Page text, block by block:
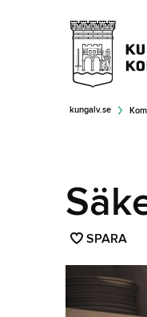
kungalv.se
SPARA
SOM